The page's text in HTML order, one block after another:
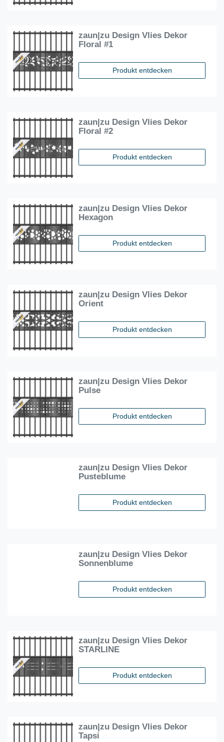
zaun|zu Design Vlies Dekor
Floral #1
Produkt entdecken
zaun|zu Design Vlies Dekor
Floral #2
Produkt entdecken
zaun|zu Design Vlies Dekor
Hexagon
Produkt entdecken
zaun|zu Design Vlies Dekor
Orient
Produkt entdecken
zaun|zu Design Vlies Dekor
Pulse
Produkt entdecken
zaun|zu Design Vlies Dekor
Pusteblume
Produkt entdecken
zaun|zu Design Vlies Dekor
Sonnenblume
Produkt entdecken
zaun|zu Design Vlies Dekor
STARLINE
Produkt entdecken
zaun|zu Design Vlies Dekor
Tapsi